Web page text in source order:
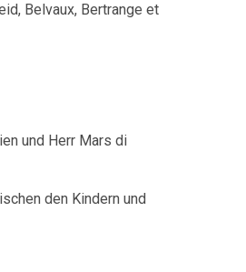
Belvaux, Bertrange et
und Herr Mars di
den Kindern und